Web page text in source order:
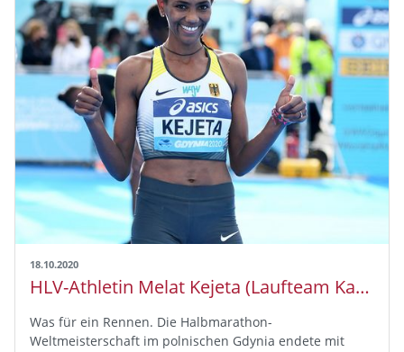
18.10.2020
HLV-Athletin Melat Kejeta (Laufteam Kassel) wird Vizeweltmeisterin im Halbmarathon und führt deutsche Mannschaft zu WM-Bronze
Was für ein Rennen. Die Halbmarathon-
Weltmeisterschaft im polnischen Gdynia endete mit